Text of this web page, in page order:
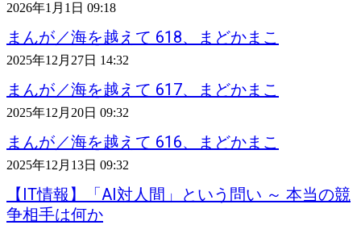
2026年1月1日 09:18
まんが／海を越えて 618、まどかまこ
2025年12月27日 14:32
まんが／海を越えて 617、まどかまこ
2025年12月20日 09:32
まんが／海を越えて 616、まどかまこ
2025年12月13日 09:32
【IT情報】「AI対人間」という問い ～ 本当の競
争相手は何か